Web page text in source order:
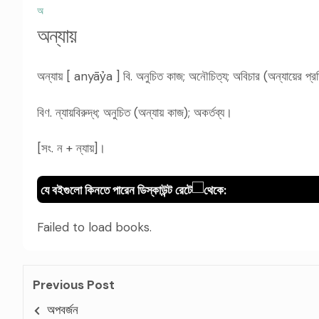
অ
অন্যায়
অন্যায় [ anyāỷa ] বি. অনুচিত কাজ; অনৌচিত্য; অবিচার (অন্যায়ের
বিণ. ন্যায়বিরুদ্ধ; অনুচিত (অন্যায় কাজ); অকর্তব্য।
[সং. ন + ন্যায়]।
যে বইগুলো কিনতে পারেন ডিস্কাউন্ট রেটে থেকে:
Failed to load books.
Previous Post
অপবর্জন